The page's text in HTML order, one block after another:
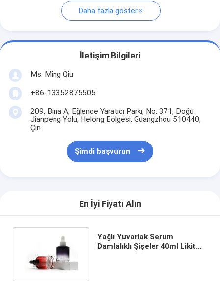
Daha fazla göster
İletişim Bilgileri
Ms. Ming Qiu
+86-13352875505
209, Bina A, Eğlence Yaratıcı Parkı, No. 371, Doğu
Jianpeng Yolu, Helong Bölgesi, Guangzhou 510440,
Çin
Şimdi başvurun
En İyi Fiyatı Alın
Yağlı Yuvarlak Serum
Damlalıklı Şişeler 40ml Likit